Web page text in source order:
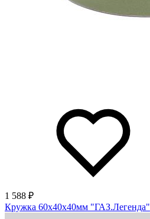
1 588 ₽
Кружка 60х40х40мм "ГАЗ.Легенда"